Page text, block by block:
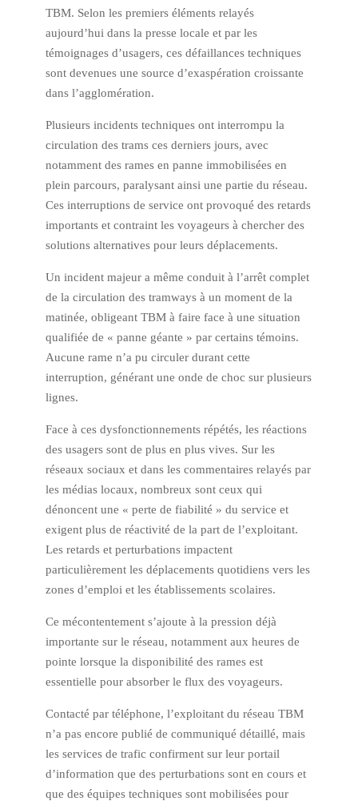
TBM. Selon les premiers éléments relayés
aujourd’hui dans la presse locale et par les
témoignages d’usagers, ces défaillances techniques
sont devenues une source d’exaspération croissante
dans l’agglomération.
Plusieurs incidents techniques ont interrompu la
circulation des trams ces derniers jours, avec
notamment des rames en panne immobilisées en
plein parcours, paralysant ainsi une partie du réseau.
Ces interruptions de service ont provoqué des retards
importants et contraint les voyageurs à chercher des
solutions alternatives pour leurs déplacements.
Un incident majeur a même conduit à l’arrêt complet
de la circulation des tramways à un moment de la
matinée, obligeant TBM à faire face à une situation
qualifiée de « panne géante » par certains témoins.
Aucune rame n’a pu circuler durant cette
interruption, générant une onde de choc sur plusieurs
lignes.
Face à ces dysfonctionnements répétés, les réactions
des usagers sont de plus en plus vives. Sur les
réseaux sociaux et dans les commentaires relayés par
les médias locaux, nombreux sont ceux qui
dénoncent une « perte de fiabilité » du service et
exigent plus de réactivité de la part de l’exploitant.
Les retards et perturbations impactent
particulièrement les déplacements quotidiens vers les
zones d’emploi et les établissements scolaires.
Ce mécontentement s’ajoute à la pression déjà
importante sur le réseau, notamment aux heures de
pointe lorsque la disponibilité des rames est
essentielle pour absorber le flux des voyageurs.
Contacté par téléphone, l’exploitant du réseau TBM
n’a pas encore publié de communiqué détaillé, mais
les services de trafic confirment sur leur portail
d’information que des perturbations sont en cours et
que des équipes techniques sont mobilisées pour